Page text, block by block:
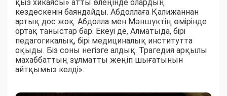
қыз хикаясы» атты өлеңінде олардың
кездескенін баяндайды. Абдоллаға Қалижаннан
артық дос жоқ. Абдолла мен Мәншүктің өмірінде
ортақ таныстар бар. Екеуі де, Алматыда, бірі
педагогикалық, бірі медициналық институтта
оқыды. Біз соны негізге алдық. Трагедия арқылы
махаббаттың зұлматты жеңіп шығатынын
айтқымыз келді».